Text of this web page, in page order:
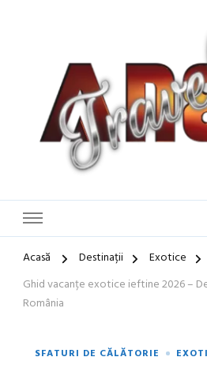
Călătorie în
pentru Vacanțe
Acasă Destinații
Exotice
Ghid vacanțe exotice ieftine 2026 –
România
SFATURI DE CĂLĂTORIE